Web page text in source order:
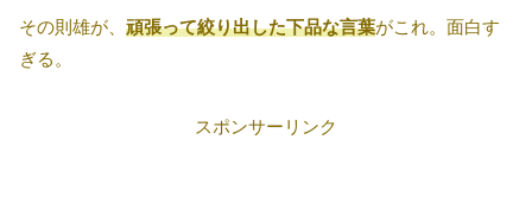
その則雄が、 頑張って絞り出した下品な言葉がこれ。面白す
ぎる。
スポンサーリンク